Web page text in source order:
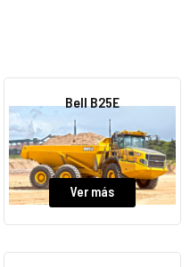
Bell B25E
Ver más